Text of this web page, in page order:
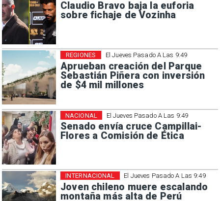
Claudio Bravo baja la euforia
sobre fichaje de Vozinha
El Jueves Pasado A Las 9:49
Aprueban creación del Parque
Sebastián Piñera con inversión
de $4 mil millones
REGIONES
El Jueves Pasado A Las 9:49
Senado envía cruce Campillai-
Flores a Comisión de Ética
NACIONAL
El Jueves Pasado A Las 9:49
Joven chileno muere escalando
montaña más alta de Perú
INTERNACIONAL